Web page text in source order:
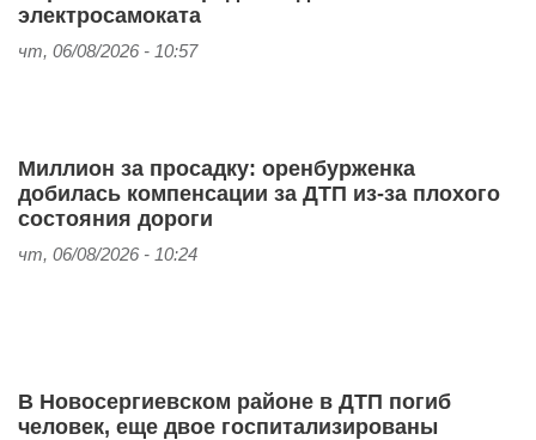
электросамоката
чт, 06/08/2026 - 10:57
Миллион за просадку: оренбурженка
добилась компенсации за ДТП из‑за плохого
состояния дороги
чт, 06/08/2026 - 10:24
В Новосергиевском районе в ДТП погиб
человек, еще двое госпитализированы